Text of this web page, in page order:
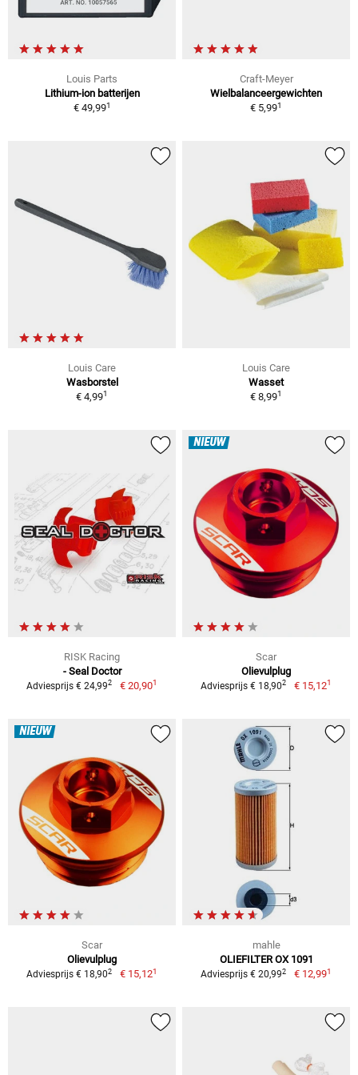
Louis Parts
Lithium-ion batterijen
€ 49,991
Craft-Meyer
Wielbalanceergewichten
€ 5,991
Louis Care
Wasborstel
€ 4,991
Louis Care
Wasset
€ 8,991
RISK Racing
- Seal Doctor
Adviesprijs € 24,992 € 20,901
NIEUW
Scar
Olievulplug
Adviesprijs € 18,902 € 15,121
NIEUW
Scar
Olievulplug
Adviesprijs € 18,902 € 15,121
mahle
OLIEFILTER OX 1091
Adviesprijs € 20,992 € 12,991